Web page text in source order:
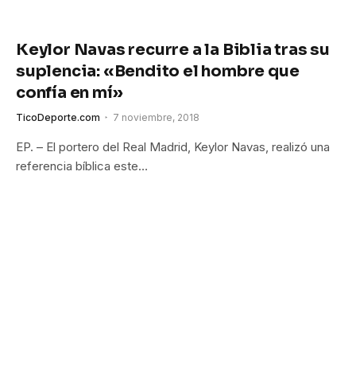
Keylor Navas recurre a la Biblia tras su
suplencia: «Bendito el hombre que
confía en mí»
TicoDeporte.com 7 noviembre, 2018
EP. – El portero del Real Madrid, Keylor Navas, realizó una
referencia bíblica este…